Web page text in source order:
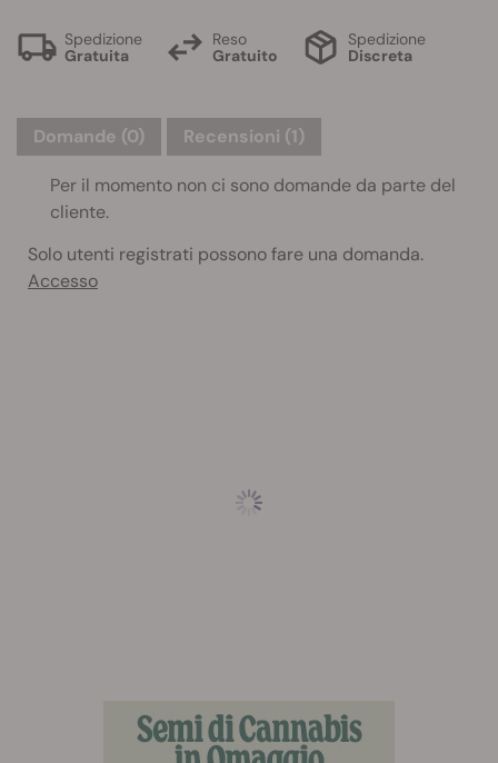
Spedizione
Gratuita
Reso
Gratuito
Spedizione
Discreta
Domande (0) Recensioni (1)
Per il momento non ci sono domande da parte del
cliente.
Solo utenti registrati possono fare una domanda.
Accesso